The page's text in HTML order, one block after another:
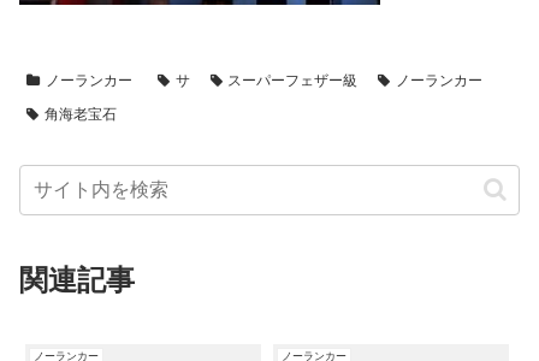
ノーランカー サ スーパーフェザー級
ノーランカー
角海老宝石
関連記事
ノーランカー ノーランカー